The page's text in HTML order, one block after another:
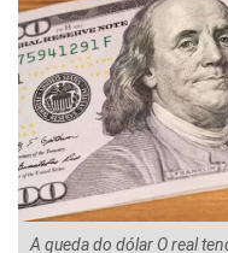
A queda do dólar O real